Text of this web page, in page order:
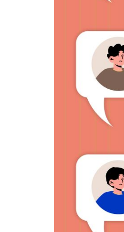
혈액형이 다른 사람
33. 간을 기증해도
34. 간 기능이 나쁘
35. 간암 치료를 받
36. 간암 치료를 함
37. 고령인데 간암
38. 간암 환자인데,
PART 5. 간암 치료
간절제를 받지 못할
40. 간암 완치 판정
지난번 치료가 잘
41. 간암 재발을 예
42. 간암 치료 후 면
43. 간암이 재발했